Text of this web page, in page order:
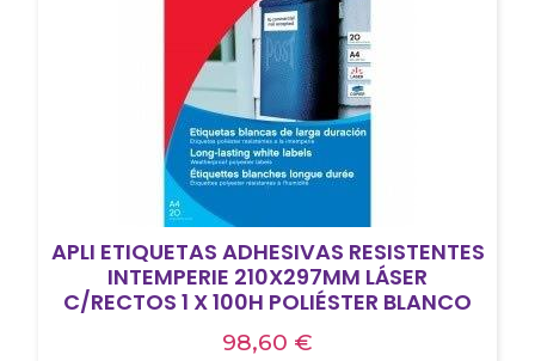
APLI ETIQUETAS ADHESIVAS RESISTENTES
INTEMPERIE 210X297MM LÁSER
C/RECTOS 1 X 100H POLIÉSTER BLANCO
98,60 €